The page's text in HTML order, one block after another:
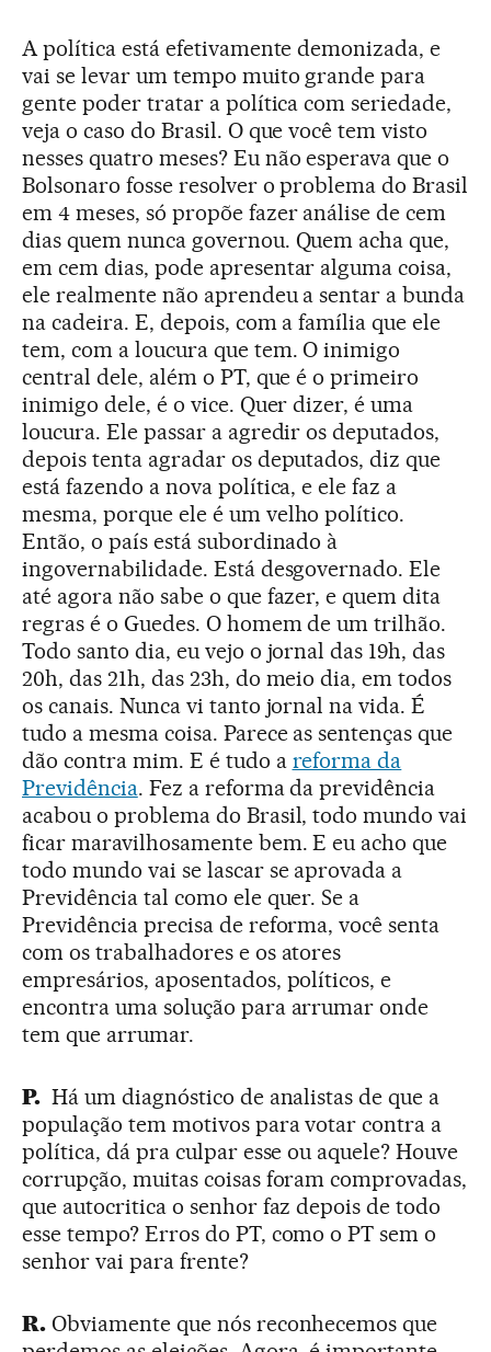
A política está efetivamente demonizada, e
vai se levar um tempo muito grande para
gente poder tratar a política com seriedade,
veja o caso do Brasil. O que você tem visto
nesses quatro meses? Eu não esperava que o
Bolsonaro fosse resolver o problema do Brasil
em 4 meses, só propõe fazer análise de cem
dias quem nunca governou. Quem acha que,
em cem dias, pode apresentar alguma coisa,
ele realmente não aprendeu a sentar a bunda
na cadeira. E, depois, com a família que ele
tem, com a loucura que tem. O inimigo
central dele, além o PT, que é o primeiro
inimigo dele, é o vice. Quer dizer, é uma
loucura. Ele passar a agredir os deputados,
depois tenta agradar os deputados, diz que
está fazendo a nova política, e ele faz a
mesma, porque ele é um velho político.
Então, o país está subordinado à
ingovernabilidade. Está desgovernado. Ele
até agora não sabe o que fazer, e quem dita
regras é o Guedes. O homem de um trilhão.
Todo santo dia, eu vejo o jornal das 19h, das
20h, das 21h, das 23h, do meio dia, em todos
os canais. Nunca vi tanto jornal na vida. É
tudo a mesma coisa. Parece as sentenças que
dão contra mim. E é tudo a reforma da
Previdência. Fez a reforma da previdência
acabou o problema do Brasil, todo mundo vai
ficar maravilhosamente bem. E eu acho que
todo mundo vai se lascar se aprovada a
Previdência tal como ele quer. Se a
Previdência precisa de reforma, você senta
com os trabalhadores e os atores
empresários, aposentados, políticos, e
encontra uma solução para arrumar onde
tem que arrumar.
P.Há um diagnóstico de analistas de que a
população tem motivos para votar contra a
política, dá pra culpar esse ou aquele? Houve
corrupção, muitas coisas foram comprovadas,
que autocritica o senhor faz depois de todo
esse tempo? Erros do PT, como o PT sem o
senhor vai para frente?
R.Obviamente que nós reconhecemos que